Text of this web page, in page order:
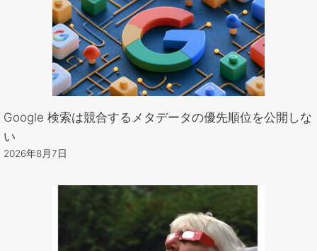
Google 検索は競合するメタデータの優先順位を公開しな
い
2026年8月7日